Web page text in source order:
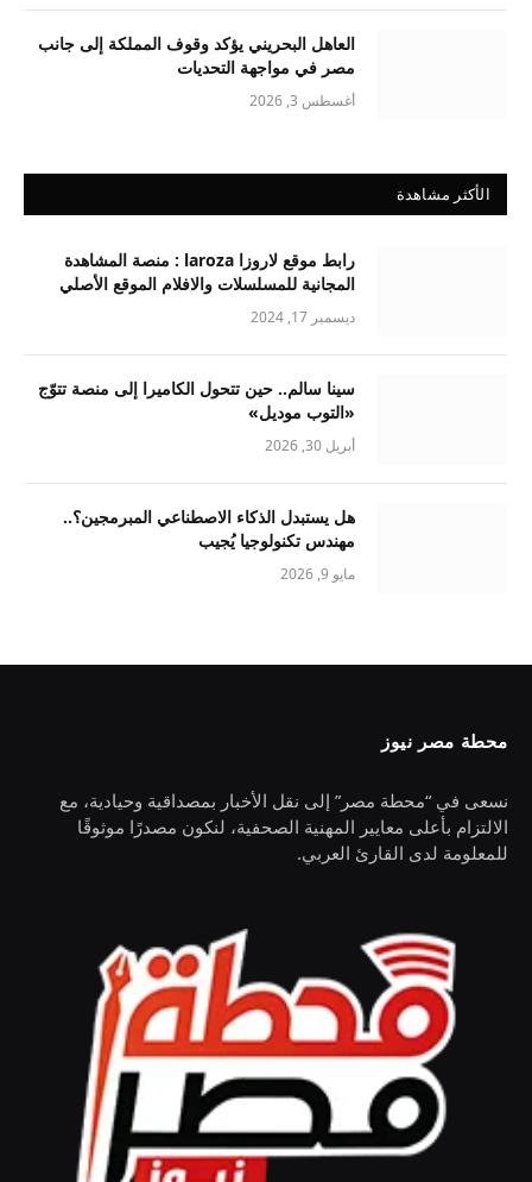
العاهل البحريني يؤكد وقوف المملكة إلى جانب
مصر في مواجهة التحديات
أغسطس 3, 2026
الأكثر مشاهدة
رابط موقع لاروزا laroza : منصة المشاهدة
المجانية للمسلسلات والافلام الموقع الأصلي
ديسمبر 17, 2024
سينا سالم.. حين تتحول الكاميرا إلى منصة تتوّج
«التوب موديل»
أبريل 30, 2026
هل يستبدل الذكاء الاصطناعي المبرمجين؟..
مهندس تكنولوجيا يُجيب
مايو 9, 2026
محطة مصر نيوز
نسعى في “محطة مصر” إلى نقل الأخبار بمصداقية وحيادية، مع
الالتزام بأعلى معايير المهنية الصحفية، لنكون مصدرًا موثوقًا
للمعلومة لدى القارئ العربي.